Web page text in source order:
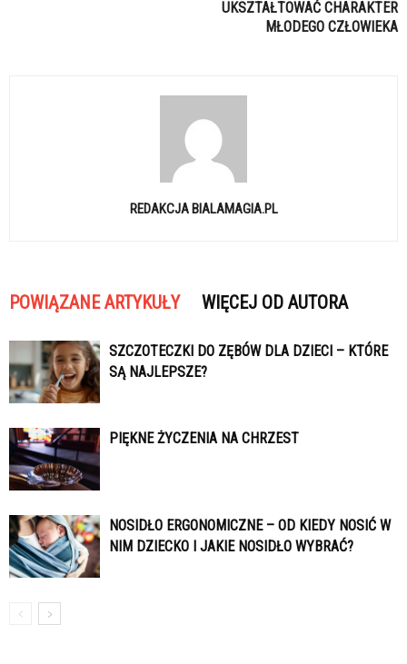
UKSZTAŁTOWAĆ CHARAKTER
MŁODEGO CZŁOWIEKA
REDAKCJA BIALAMAGIA.PL
POWIĄZANE ARTYKUŁY WIĘCEJ OD AUTORA
SZCZOTECZKI DO ZĘBÓW DLA DZIECI – KTÓRE
SĄ NAJLEPSZE?
PIĘKNE ŻYCZENIA NA CHRZEST
NOSIDŁO ERGONOMICZNE – OD KIEDY NOSIĆ W
NIM DZIECKO I JAKIE NOSIDŁO WYBRAĆ?